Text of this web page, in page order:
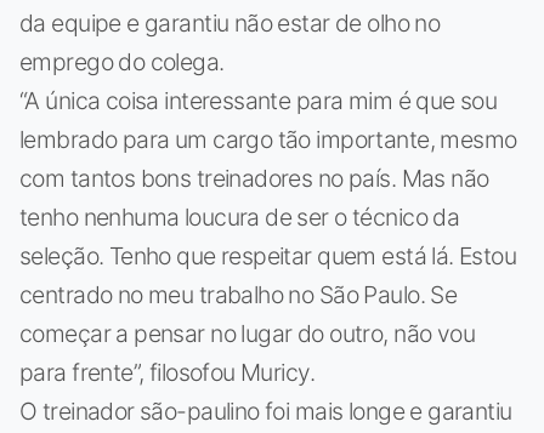
da equipe e garantiu não estar de olho no
emprego do colega.
“A única coisa interessante para mim é que sou
lembrado para um cargo tão importante, mesmo
com tantos bons treinadores no país. Mas não
tenho nenhuma loucura de ser o técnico da
seleção. Tenho que respeitar quem está lá. Estou
centrado no meu trabalho no São Paulo. Se
começar a pensar no lugar do outro, não vou
para frente”, filosofou Muricy.
O treinador são-paulino foi mais longe e garantiu